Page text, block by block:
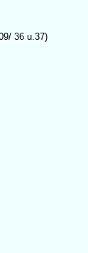
36 u.37)